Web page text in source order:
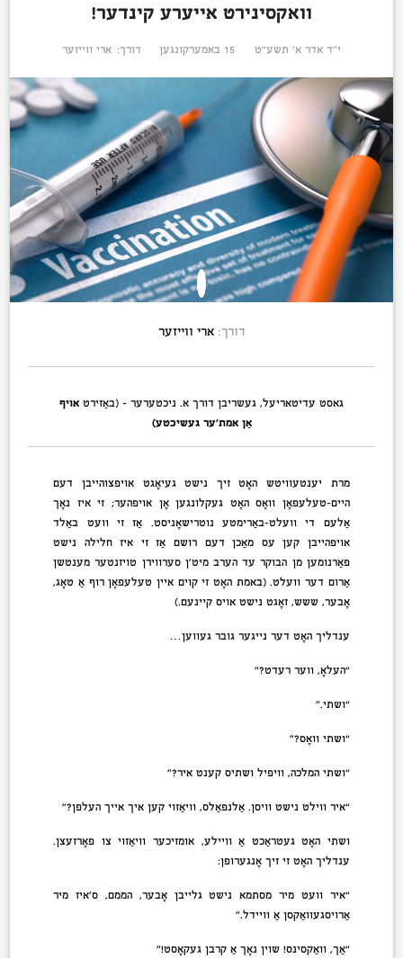
וואקסינירט אייערע קינדער!
י״ד אדר א׳ תשע״ט 15 באמערקונגען דורך: ארי ווייזער
דורך:ארי ווייזער
גאסט עדיטאריעל, געשריבן דורך א. ניכטערער – (באַזירט אויף
אַן אמת’ער געשיכטע)
מרת יענטעוויטש האָט זיך נישט געיאָגט אויפצוהייבן דעם
היים-טעלעפאָן וואָס האָט געקלונגען אָן אויפהער; זי איז נאָך
אַלעם די וועלט-באַרימטע נוטרישאָניסט. אַז זי וועט באַלד
אויפהייבן קען עס מאַכן דעם רושם אַז זי איז חלילה נישט
פאַרנומען מן הבוקר עד הערב מיט’ן סערווירן טויזנטער מענטשן
אַרום דער וועלט. (באמת האָט זי קוים איין טעלעפאָן רוף אַ טאָג,
אָבער, ששש, זאָגט נישט אויס קיינעם.)
ענדליך האָט דער נייגער גובר געווען…
“העלאָ, ווער רעדט?”
“ושתי.”
“ושתי וואָס?”
“ושתי המלכה, וויפיל ושתיס קענט איר?”
“איר ווילט נישט וויסן. אַלנפאַלס, וויאַזוי קען איך אייך העלפן?”
ושתי האָט געטראַכט אַ וויילע, אומזיכער וויאַזוי צו פאָרזעצן.
ענדליך האָט זי זיך אָנגערופן:
“איר וועט מיר מסתמא נישט גלייבן אָבער, הממם, ס’איז מיר
אַרויסגעוואַקסן אַ וויידל.”
“אַך, וואַקסינס! שוין נאָך אַ קרבן געקאָסט!”